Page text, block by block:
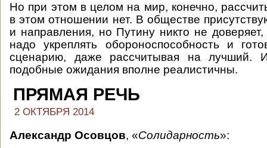
Но при этом в целом на мир, конечно,
в этом отношении нет. В обществе
и направления, но Путину никто не доверяет,
надо укреплять обороноспособность и
сценарию, даже рассчитывая на лучший.
подобные ожидания вполне реалистичны.
ПРЯМАЯ РЕЧЬ
2 ОКТЯБРЯ 2014
Александр Осовцов, «Солидарность»: